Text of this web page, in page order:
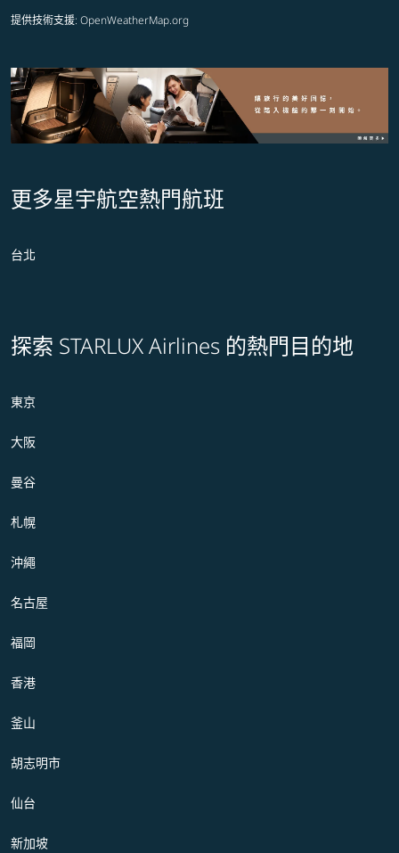
提供技術支援: OpenWeatherMap.org
更多星宇航空熱門航班
台北
探索 STARLUX Airlines 的熱門目的地
東京
大阪
曼谷
札幌
沖繩
名古屋
福岡
香港
釜山
胡志明市
仙台
新加坡